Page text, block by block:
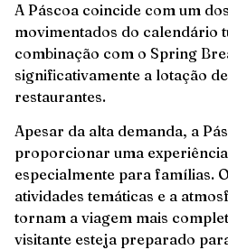
A Páscoa coincide com um
movimentados do calendário
combinação com o Spring
significativamente a lotação
restaurantes.
Apesar da alta demanda, a
proporcionar uma
especialmente para famílias.
atividades temáticas e a
tornam a viagem mais
visitante esteja preparado